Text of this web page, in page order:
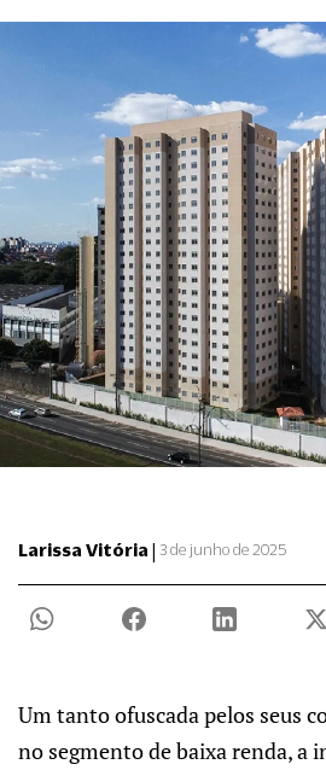
Larissa Vitória | 3 de junho de 2025
Um tanto ofuscada pelos seus
no segmento de baixa renda, a